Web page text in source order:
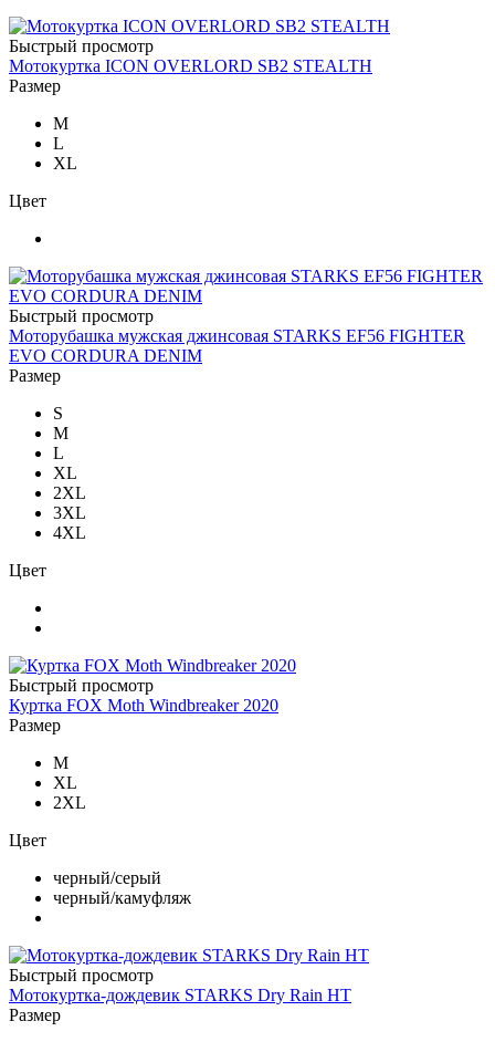
Быстрый просмотр
Мотокуртка ICON OVERLORD SB2 STEALTH
Размер
M
L
XL
Цвет
Быстрый просмотр
Моторубашка мужская джинсовая STARKS EF56 FIGHTER
EVO CORDURA DENIM
Размер
S
M
L
XL
2XL
3XL
4XL
Цвет
Быстрый просмотр
Куртка FOX Moth Windbreaker 2020
Размер
M
XL
2XL
Цвет
черный/серый
черный/камуфляж
Быстрый просмотр
Мотокуртка-дождевик STARKS Dry Rain HT
Размер